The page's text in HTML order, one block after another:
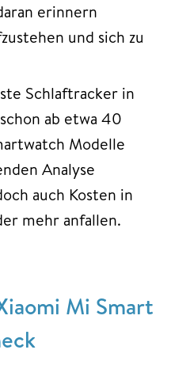
erinnern
und sich zu
Schlaftracker in
ab etwa 40
Modelle
Analyse
auch Kosten in
mehr anfallen.
Mi Smart